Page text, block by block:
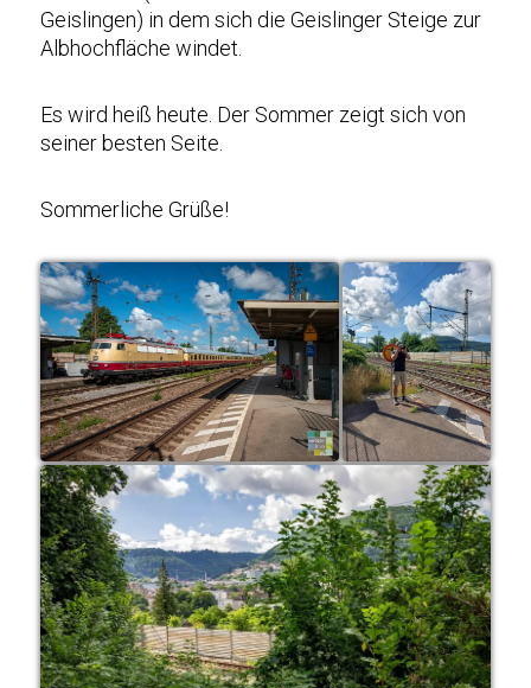
Geislingen) in dem sich die Geislinger Steige zur
Albhochfläche windet.
Es wird heiß heute. Der Sommer zeigt sich von
seiner besten Seite.
Sommerliche Grüße!